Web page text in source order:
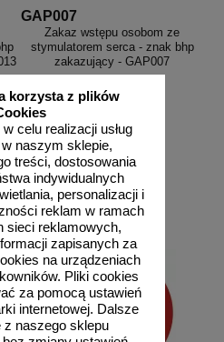
korzysta z plików
celu realizacji usług
naszym sklepie,
treści, dostosowania
indywidualnych
personalizacji i
reklam w ramach
sieci reklamowych,
zapisanych za
na urządzeniach
Pliki cookies
za pomocą ustawień
internetowej. Dalsze
z naszego sklepu
GAP007
Zakaz wstępu osobom ze
stymulatorem serca - znak bhp
zakazujący - GAP007
od 2,58 zł
2,10 zł netto
do koszyka